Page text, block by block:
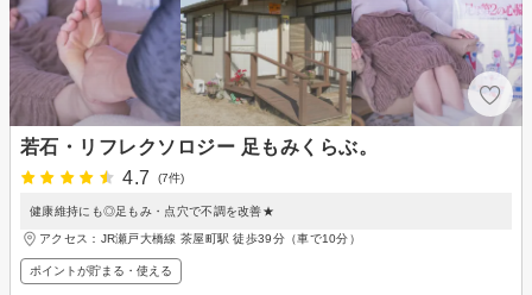
若石・リフレクソロジー 足もみくらぶ。
4.7
(7件)
健康維持にも◎足もみ・点穴で不調を改善★
アクセス：JR瀬戸大橋線 茶屋町駅 徒歩39分（車で10分）
ポイントが貯まる・使える